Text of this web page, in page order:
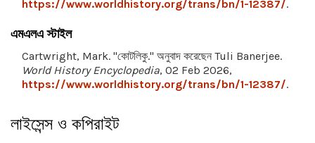
https://www.worldhistory.org/trans/bn/1-12387/.
এমএলএ স্টাইল
Cartwright, Mark. "কোটলিকু." অনুবাদ করেছেন Tuli Banerjee.
World History Encyclopedia, 02 Feb 2026,
https://www.worldhistory.org/trans/bn/1-12387/.
লাইসেন্স ও কপিরাইট